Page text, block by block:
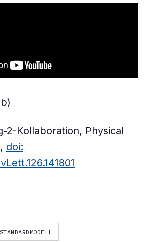
2-Kollaboration, Physical
doi:
STANDARDMODELL